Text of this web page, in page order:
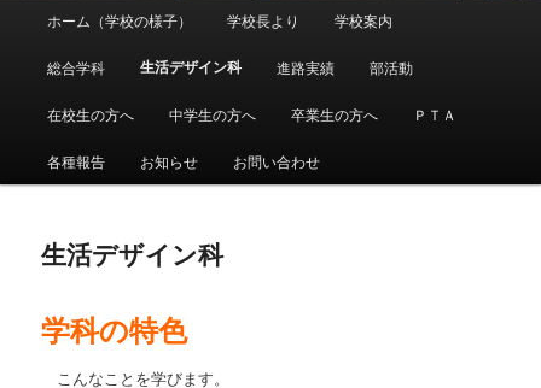
メ
イ
ン
ン
ホーム（学校の様子） 学校長より 学校案内
総合学科 生活デザイン科 進路実績 部活動
在校生の方へ 中学生の方へ 卒業生の方へ ＰＴＡ
各種報告 お知らせ お問い合わせ
生活デザイン科
学科の特色
こんなことを学びます。